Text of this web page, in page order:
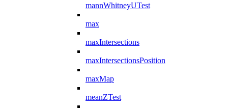
mannWhitneyUTest
max
maxIntersections
maxIntersectionsPosition
maxMap
meanZTest